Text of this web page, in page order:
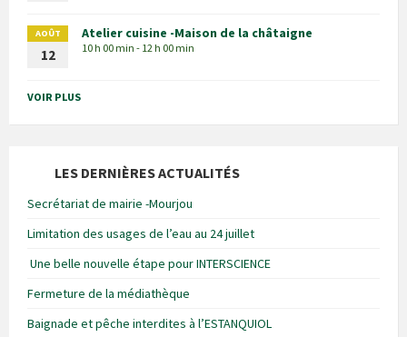
AOÛT
12
Atelier cuisine -Maison de la châtaigne
10 h 00 min - 12 h 00 min
VOIR PLUS
LES DERNIÈRES ACTUALITÉS
Secrétariat de mairie -Mourjou
Limitation des usages de l’eau au 24 juillet
Une belle nouvelle étape pour INTERSCIENCE
Fermeture de la médiathèque
Baignade et pêche interdites à l’ESTANQUIOL